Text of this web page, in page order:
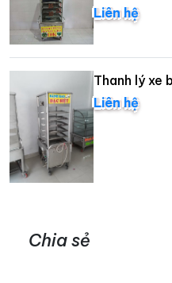
Liên hệ
Thanh lý xe
Liên hệ
Chia sẻ